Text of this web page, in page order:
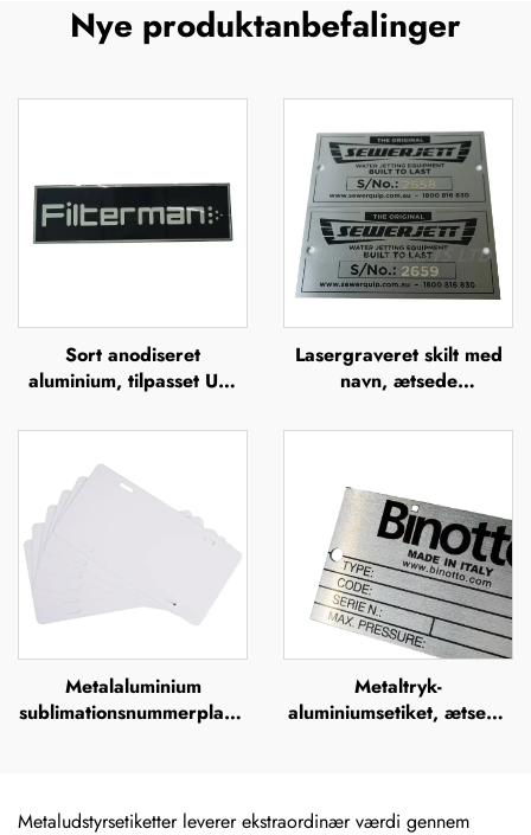
Nye produktanbefalinger
Sort anodiseret
aluminium, tilpasset UV-
offsettryk,
metalbrandnavn, forhøjet
metallogo-plade
Lasergraveret skilt med
navn, ætsede
stål med logo
Metalaluminium
sublimationsnummerplade
design
Metaltryk-
aluminiumsetiket, ætsede
aluminiums-
Metaludstyrsetiketter leverer ekstraordinær værdi gennem